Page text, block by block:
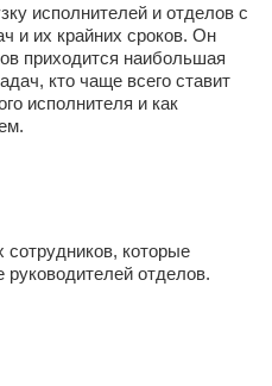
исполнителей и отделов с
и их крайних сроков. Он
приходится наибольшая
кто чаще всего ставит
исполнителя и как
сотрудников, которые
руководителей отделов.